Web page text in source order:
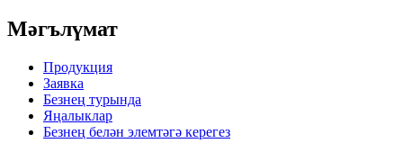
Мәгълүмат
Продукция
Заявка
Безнең турында
Яңалыклар
Безнең белән элемтәгә керегез